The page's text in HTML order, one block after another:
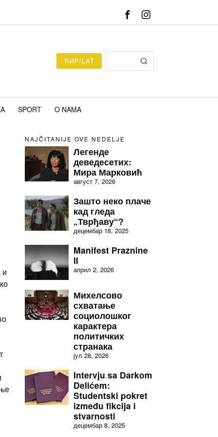
ЋИР/LAT
SPORT O NAMA
и
NAJČITANIJE OVE NEDELJE
Легенде
деведесетих:
Мира Марковић
август 7, 2026
Зашто неко плаче
кад гледа
„Тврђаву“?
децембар 18, 2025
Manifest Praznine
II
април 2, 2026
Михелсово
схватање
социолошког
карактера
политичких
странака
јул 28, 2026
Intervju sa Darkom
Delićem:
Studentski pokret
između fikcija i
stvarnosti
децембар 8, 2025